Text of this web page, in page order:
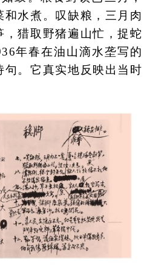
水煮。叹缺粮，三月肉
猎取野猪遍山忙，捉蛇
年春在油山滴水垄写的
句。它真实地反映出当时